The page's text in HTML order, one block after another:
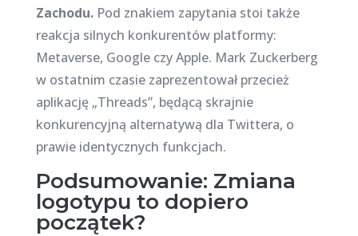
Zachodu. Pod znakiem zapytania stoi także
reakcja silnych konkurentów platformy:
Metaverse, Google czy Apple. Mark Zuckerberg
w ostatnim czasie zaprezentował przecież
aplikację „Threads”, będącą skrajnie
konkurencyjną alternatywą dla Twittera, o
prawie identycznych funkcjach.
Podsumowanie: Zmiana
logotypu to dopiero
początek?